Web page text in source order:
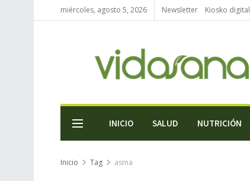
miércoles, agosto 5, 2026 Newsletter Kiosko digital
INICIO SALUD NUTRICIÓN
Inicio Tag asma